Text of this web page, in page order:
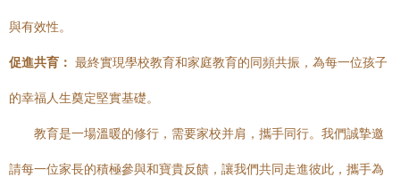
與有效性。
促進共育： 最終實現學校教育和家庭教育的同頻共振，為每一位孩子
的幸福人生奠定堅實基礎。
教育是一場溫暖的修行，需要家校并肩，攜手同行。我們誠摯邀
請每一位家長的積極參與和寶貴反饋，讓我們共同走進彼此，攜手為